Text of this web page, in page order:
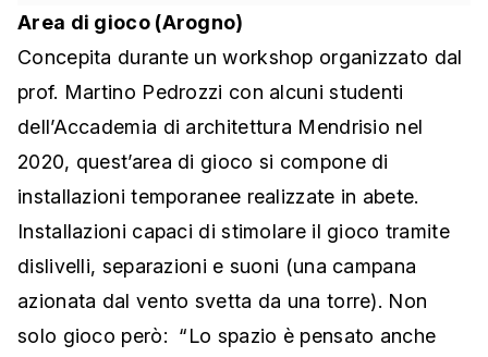
Area di gioco (Arogno)
Concepita durante un workshop organizzato dal
prof. Martino Pedrozzi con alcuni studenti
dell’Accademia di architettura Mendrisio nel
2020, quest’area di gioco si compone di
installazioni temporanee realizzate in abete.
Installazioni capaci di stimolare il gioco tramite
dislivelli, separazioni e suoni (una campana
azionata dal vento svetta da una torre). Non
solo gioco però: “Lo spazio è pensato anche